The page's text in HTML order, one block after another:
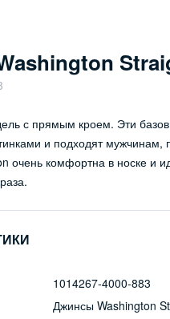
с прямым кроем. Эти
и подходят
очень комфортна в носке и
1014267-4000-883
Джинсы Washington